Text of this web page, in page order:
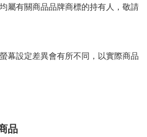
屬有關商品品牌商標的持有人，敬請
幕設定差異會有所不同，以實際商品
品